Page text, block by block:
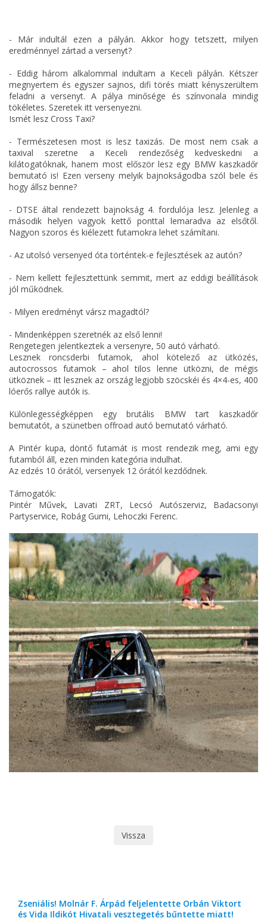
- Már indultál ezen a pályán. Akkor hogy tetszett, milyen
eredménnyel zártad a versenyt?
- Eddig három alkalommal indultam a Keceli pályán. Kétszer
megnyertem és egyszer sajnos, difi törés miatt kényszerültem
feladni a versenyt. A pálya minősége és színvonala mindig
tökéletes. Szeretek itt versenyezni.
Ismét lesz Cross Taxi?
- Természetesen most is lesz taxizás. De most nem csak a
taxival szeretne a Keceli rendezőség kedveskedni a
kilátogatóknak, hanem most először lesz egy BMW kaszkadőr
bemutató is! Ezen verseny melyik bajnokságodba szól bele és
hogy állsz benne?
- DTSE által rendezett bajnokság 4. fordulója lesz. Jelenleg a
második helyen vagyok kettő ponttal lemaradva az elsőtől.
Nagyon szoros és kiélezett futamokra lehet számítani.
- Az utolsó versenyed óta történtek-e fejlesztések az autón?
- Nem kellett fejlesztettünk semmit, mert az eddigi beállítások
jól működnek.
- Milyen eredményt vársz magadtól?
- Mindenképpen szeretnék az első lenni!
Rengetegen jelentkeztek a versenyre, 50 autó várható.
Lesznek roncsderbi futamok, ahol kötelező az ütközés,
autocrossos futamok – ahol tilos lenne ütközni, de mégis
ütköznek – itt lesznek az ország legjobb szöcskéi és 4×4-es, 400
lóerős rallye autók is.
Különlegességképpen egy brutális BMW tart kaszkadőr
bemutatót, a szünetben offroad autó bemutató várható.
A Pintér kupa, döntő futamát is most rendezik meg, ami egy
futamból áll, ezen minden kategória indulhat.
Az edzés 10 órától, versenyek 12 órától kezdődnek.
Támogatók:
Pintér Művek, Lavati ZRT, Lecsó Autószerviz, Badacsonyi
Partyservice, Robág Gumi, Lehoczki Ferenc.
Vissza
Zseniális! Molnár F. Árpád feljelentette Orbán Viktort
és Vida Ildikót Hivatali vesztegetés bűntette miatt!